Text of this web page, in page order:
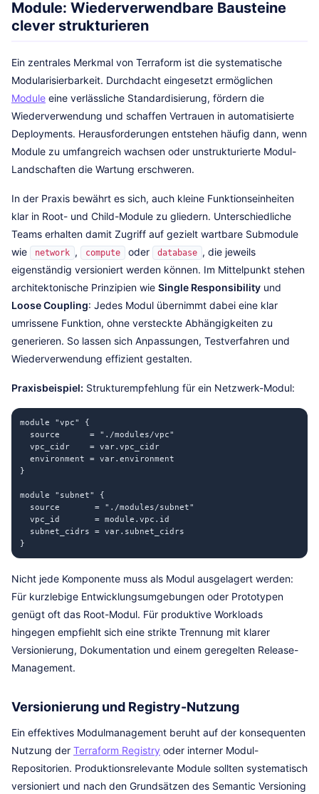
Module: Wiederverwendbare Bausteine
clever strukturieren
Ein zentrales Merkmal von Terraform ist die systematische
Modularisierbarkeit. Durchdacht eingesetzt ermöglichen
Module eine verlässliche Standardisierung, fördern die
Wiederverwendung und schaffen Vertrauen in automatisierte
Deployments. Herausforderungen entstehen häufig dann, wenn
Module zu umfangreich wachsen oder unstrukturierte Modul-
Landschaften die Wartung erschweren.
In der Praxis bewährt es sich, auch kleine Funktionseinheiten
klar in Root- und Child-Module zu gliedern. Unterschiedliche
Teams erhalten damit Zugriff auf gezielt wartbare Submodule
wie
network , compute oder database , die jeweils
eigenständig versioniert werden können. Im Mittelpunkt stehen
architektonische Prinzipien wie Single Responsibility und
Loose Coupling: Jedes Modul übernimmt dabei eine klar
umrissene Funktion, ohne versteckte Abhängigkeiten zu
generieren. So lassen sich Anpassungen, Testverfahren und
Wiederverwendung effizient gestalten.
Praxisbeispiel: Strukturempfehlung für ein Netzwerk-Modul:
module "vpc" {
  source      = "./modules/vpc"
  vpc_cidr    = var.vpc_cidr
  environment = var.environment
}
module "subnet" {
  source       = "./modules/subnet"
  vpc_id       = module.vpc.id
  subnet_cidrs = var.subnet_cidrs
}
Nicht jede Komponente muss als Modul ausgelagert werden:
Für kurzlebige Entwicklungsumgebungen oder Prototypen
genügt oft das Root-Modul. Für produktive Workloads
hingegen empfiehlt sich eine strikte Trennung mit klarer
Versionierung, Dokumentation und einem geregelten Release-
Management.
Versionierung und Registry-Nutzung
Ein effektives Modulmanagement beruht auf der konsequenten
Nutzung der Terraform Registry oder interner Modul-
Repositorien. Produktionsrelevante Module sollten systematisch
versioniert und nach den Grundsätzen des Semantic Versioning